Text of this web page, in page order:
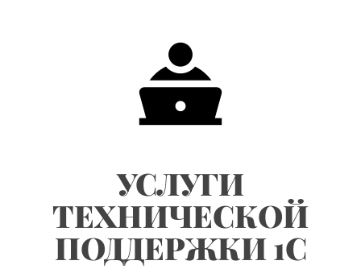
УСЛУГИ
ТЕХНИЧЕСКОЙ
ПОДДЕРЖКИ 1С